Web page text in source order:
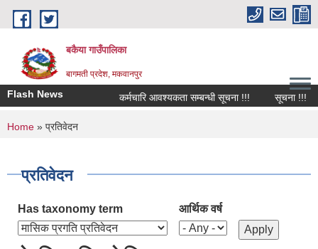
Skip to main content
बकैया गाउँपालिका
बागमती प्रदेश, मकवानपुर
Flash News कर्मचारि आवश्यकता सम्बन्धी सूचना !!! सूचना !!!
You are here
Home » प्रतिवेदन
प्रतिवेदन
Has taxonomy term आर्थिक वर्ष